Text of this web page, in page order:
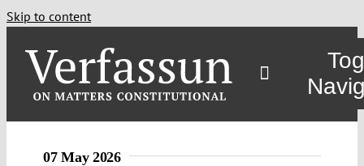
Skip to content
07 May 2026